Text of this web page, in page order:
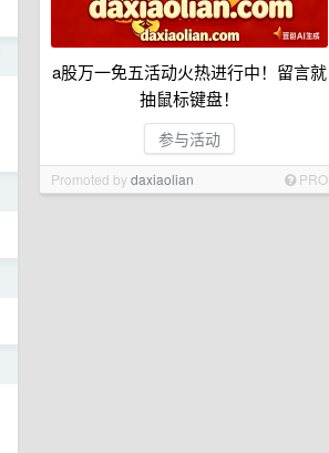
a股万一免五活动火热进行中！留言就
抽鼠标键盘！
参与活动
Promoted bydaxiaolian PRO